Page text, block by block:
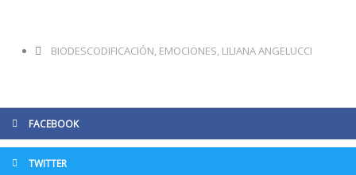
BIODESCODIFICACIÓN, EMOCIONES, LILIANA ANGELUCCI
FACEBOOK
TWITTER